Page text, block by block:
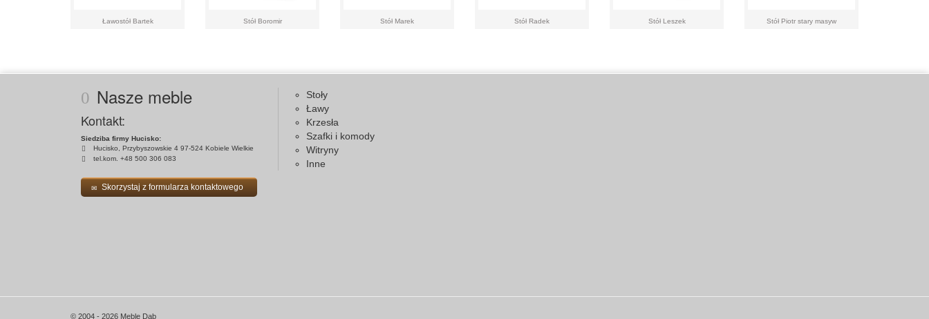
Ławostół Bartek Stół Boromir Stół Marek Stół Radek Stół Leszek Stół Piotr stary masyw
Nasze meble
Kontakt:
Siedziba firmy Hucisko:
Hucisko, Przybyszowskie 4 97-524 Kobiele Wielkie
tel.kom. +48 500 306 083
Skorzystaj z formularza kontaktowego
Stoły
Ławy
Krzesła
Szafki i komody
Witryny
Inne
© 2004 - 2026 Meble Dąb